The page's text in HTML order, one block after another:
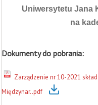
Uniwersytetu Jana
na
Dokumenty do pobrania:
Zarządzenie nr 10-2021
Międzynar..pdf